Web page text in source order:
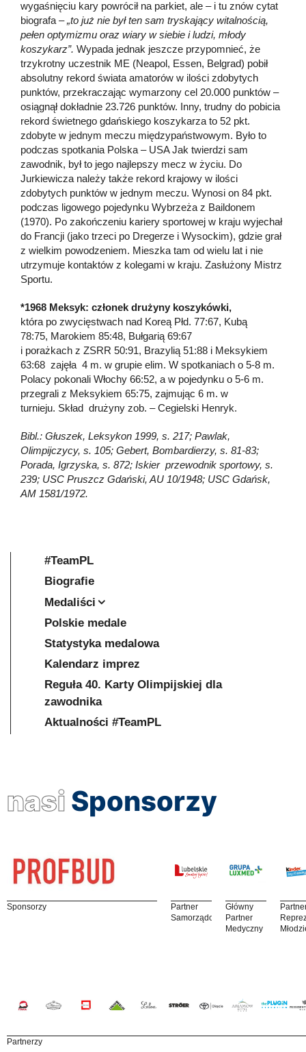
wygaśnięciu kary powrócił na parkiet, ale – i tu znów cytat
biografa – „to już nie był ten sam tryskający witalnością,
pełen optymizmu oraz wiary w siebie i ludzi, młody
koszykarz”. Wypada jednak jeszcze przypomnieć, że
trzykrotny uczestnik ME (Neapol, Essen, Belgrad) pobił
absolutny rekord świata amatorów w ilości zdobytych
punktów, przekraczając wymarzony cel 20.000 punktów –
osiągnął dokładnie 23.726 punktów. Inny, trudny do pobicia
rekord świetnego gdańskiego koszykarza to 52 pkt.
zdobyte w jednym meczu międzypaństwowym. Było to
podczas spotkania Polska – USA Jak twierdzi sam
zawodnik, był to jego najlepszy mecz w życiu. Do
Jurkiewicza należy także rekord krajowy w ilości
zdobytych punktów w jednym meczu. Wynosi on 84 pkt.
podczas ligowego pojedynku Wybrzeża z Baildonem
(1970). Po zakończeniu kariery sportowej w kraju wyjechał
do Francji (jako trzeci po Dregerze i Wysockim), gdzie grał
z wielkim powodzeniem. Mieszka tam od wielu lat i nie
utrzymuje kontaktów z kolegami w kraju. Zasłużony Mistrz
Sportu.
*1968 Meksyk: członek drużyny koszykówki,
która po zwycięstwach nad Koreą Płd. 77:67, Kubą
78:75, Marokiem 85:48, Bułgarią 69:67
i porażkach z ZSRR 50:91, Brazylią 51:88 i Meksykiem
63:68 zajęła 4 m. w grupie elim. W spotkaniach o 5-8 m.
Polacy pokonali Włochy 66:52, a w pojedynku o 5-6 m.
przegrali z Meksykiem 65:75, zajmując 6 m. w
turnieju. Skład drużyny zob. – Cegielski Henryk.
Bibl.: Głuszek, Leksykon 1999, s. 217; Pawlak,
Olimpijczycy, s. 105; Gebert, Bombardierzy, s. 81-83;
Porada, Igrzyska, s. 872; Iskier przewodnik sportowy, s.
239; USC Pruszcz Gdański, AU 10/1948; USC Gdańsk,
AM 1581/1972.
#TeamPL
Biografie
Medaliści
Polskie medale
Statystyka medalowa
Kalendarz imprez
Reguła 40. Karty Olimpijskiej dla
zawodnika
Aktualności #TeamPL
nasi Sponsorzy
Sponsorzy
Partner
Samorządowy
Główny
Partner
Medyczny
Partnerzy